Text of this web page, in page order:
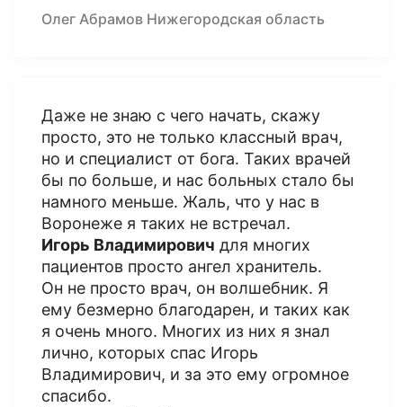
Олег Абрамов Нижегородская область
Даже не знаю с чего начать, скажу
просто, это не только классный врач,
но и специалист от бога. Таких врачей
бы по больше, и нас больных стало бы
намного меньше. Жаль, что у нас в
Воронеже я таких не встречал.
Игорь Владимирович для многих
пациентов просто ангел хранитель.
Он не просто врач, он волшебник. Я
ему безмерно благодарен, и таких как
я очень много. Многих из них я знал
лично, которых спас Игорь
Владимирович, и за это ему огромное
спасибо.